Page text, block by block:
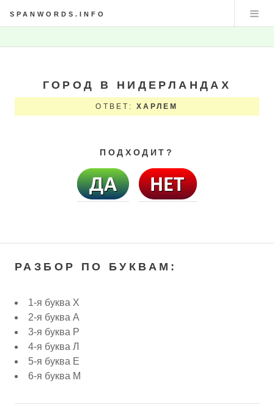
SPANWORDS.INFO
ГОРОД В НИДЕРЛАНДАХ
ОТВЕТ:ХАРЛЕМ
ПОДХОДИТ?
РАЗБОР ПО БУКВАМ:
1-я буква Х
2-я буква А
3-я буква Р
4-я буква Л
5-я буква Е
6-я буква М